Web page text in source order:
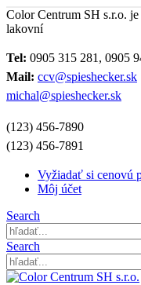
Color Centrum SH s.r.o.
lakovní
Tel: 0905 315 281, 0905
Mail: ccv@spieshecker.sk
michal@spieshecker.sk
(123) 456-7890
(123) 456-7891
Vyžiadať si cenovú
Môj účet
Search
Search